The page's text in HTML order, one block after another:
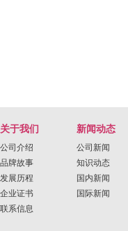
关于我们
公司介绍
品牌故事
发展历程
企业证书
联系信息
新闻动态
公司新闻
知识动态
国内新闻
国际新闻